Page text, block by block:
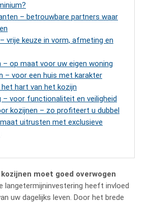
– betrouwbare partners waar
vrije keuze in vorm, afmeting en
– op maat voor uw eigen woning
– voor een huis met karakter
hart van het kozijn
– voor functionaliteit en veiligheid
kozijnen – zo profiteert u dubbel
uitrusten met exclusieve
moet goed overwogen
langetermijninvestering heeft invloed
uw dagelijks leven. Door het brede